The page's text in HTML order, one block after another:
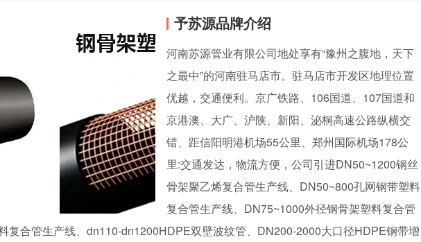
予苏源品牌介绍
河南苏源管业有限公司地处享有“豫州之腹地，天下
之最中”的河南驻马店市。驻马店市开发区地理位置
优越，交通便利。京广铁路、106国道、107国道和
京港澳、大广、沪陕、新阳、泌桐高速公路纵横交
错、距信阳明港机场55公里、郑州国际机场178公
里:交通发达，物流方便，公司引进DN50~1200钢丝
骨架聚乙烯复合管生产线、DN50~800孔网钢带塑料
复合管生产线、DN75~1000外径钢骨架塑料复合管
复合管生产线、dn110-dn1200HDPE双壁波纹管、DN200-2000大口径HDPE钢带增